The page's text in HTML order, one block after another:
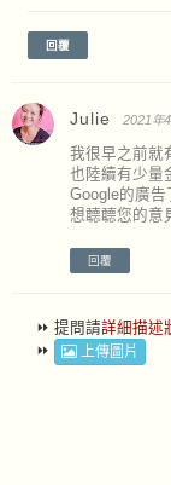
回覆
Julie 2021年
我很早之前就
也陸續有少量
Google的廣告
想聼聼您的意
回覆
⏩ 提問請詳細描述
⏩
上傳圖片